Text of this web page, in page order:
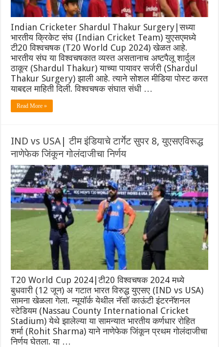
Indian Cricketer Shardul Thakur Surgery|सध्या
भारतीय क्रिकेट संघ (Indian Cricket Team) युएसएमध्ये
टी20 विश्वचषक (T20 World Cup 2024) खेळत आहे.
भारतीय संघ या विश्वचषकात व्यस्त असतानाच अष्टपैलू शार्दुल
ठाकूर (Shardul Thakur) याच्या पायावर सर्जरी (Shardul
Thakur Surgery) झाली आहे. त्याने सोशल मीडिया पोस्ट करत
याबद्दल माहिती दिली. विश्वचषक संघात संधी …
Read More »
IND vs USA| टीम इंडियाचे‌ टार्गेट सुपर 8, युएसएविरूद्ध
नाणेफेक जिंकून गोलंदाजीचा निर्णय
T20 World Cup 2024|टी20 विश्वचषक 2024 मध्ये
बुधवारी (12 जून) अ गटात भारत विरुद्ध युएसए (IND vs USA)
सामना खेळला गेला. न्यूयॉर्क येथील ‌नॅसॉ काऊंटी इंटरनॅशनल
स्टेडियम (Nassau County International Cricket
Stadium) येथे झालेल्या या सामन्यात भारतीय कर्णधार रोहित
शर्मा (Rohit Sharma) याने नाणेफेक जिंकून प्रथम गोलंदाजीचा
निर्णय घेतला. या …